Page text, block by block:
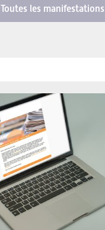
Toutes les manifestations